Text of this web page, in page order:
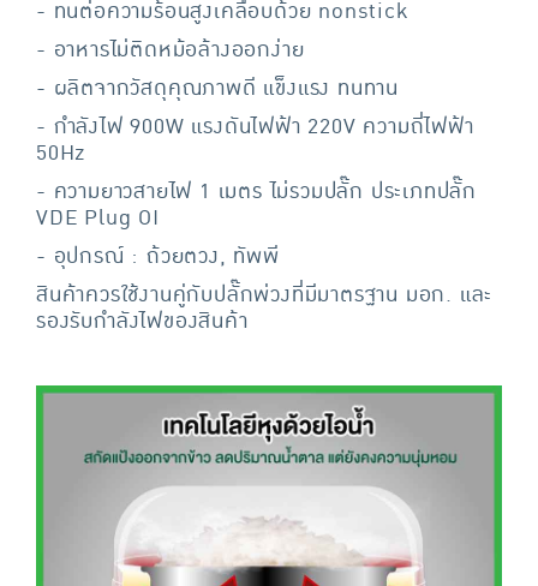
- ทนต่อความร้อนสูงเคลือบด้วย nonstick
- อาหารไม่ติดหม้อล้างออกง่าย
- ผลิตจากวัสดุคุณภาพดี แข็งแรง ทนทาน
- กำลังไฟ 900W แรงดันไฟฟ้า 220V ความถี่ไฟฟ้า
50Hz
- ความยาวสายไฟ 1 เมตร ไม่รวมปลั๊ก ประเภทปลั๊ก
VDE Plug OI
- อุปกรณ์ : ถ้วยตวง, ทัพพี
สินค้าควรใช้งานคู่กับปลั๊กพ่วงที่มีมาตรฐาน มอก. และ
รองรับกำลังไฟของสินค้า